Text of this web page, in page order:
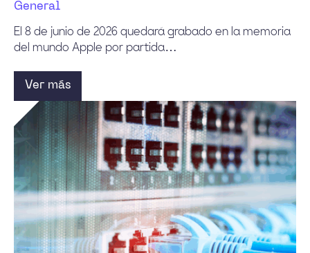
General
El 8 de junio de 2026 quedará grabado en la memoria
del mundo Apple por partida…
Ver más